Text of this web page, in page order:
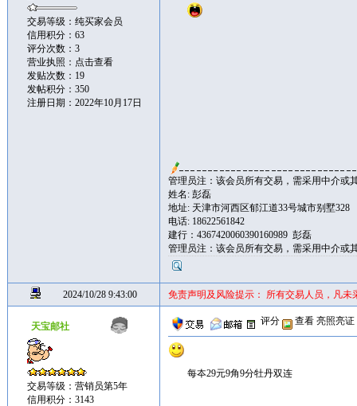
交易等级：纯买家会员
信用积分：63
评分次数：3
营业执照： 点击查看
发贴次数：19
发帖积分：350
注册日期：2022年10月17日
管理员注：该会员所有交易，需采用中介或
姓名: 彭磊
地址: 天津市河西区郁江道33号城市别墅
电话: 18622561842
建行：4367420060390160989 彭磊
管理员注：该会员所有交易，需采用中介或
2024/10/28 9:43:00 免责声明及风险提示： 所有交易人员，凡
天宝邮社
交易等级：营销员第5年
信用积分：3143
评分 查看 亮照亮证
每夲29元9角9分牡丹双连